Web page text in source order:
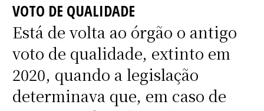
VOTO DE QUALIDADE
Está de volta ao órgão o antigo
voto de qualidade, extinto em
2020, quando a legislação
determinava que, em caso de